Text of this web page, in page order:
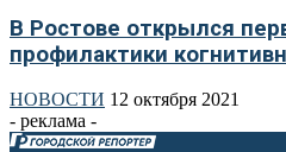
В Ростове открылся
профилактики
НОВОСТИ 12 октября 2021
- реклама -